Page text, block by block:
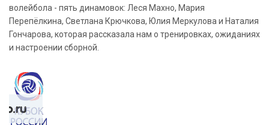
волейбола - пять динамовок: Леся Махно, Мария
Перепёлкина, Светлана Крючкова, Юлия Меркулова и Наталия
Гончарова, которая рассказала нам о тренировках, ожиданиях
и настроении сборной.